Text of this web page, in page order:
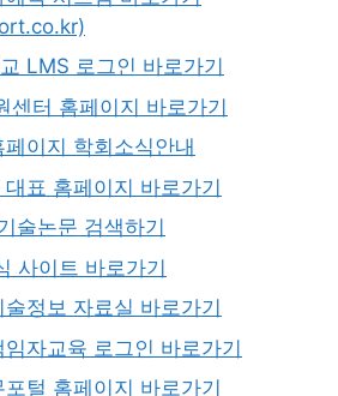
LMS 로그인 바로가기
센터 홈페이지 바로가기
이지 학회소식안내
표 홈페이지 바로가기
술논문 검색하기
사이트 바로가기
정보 자료실 바로가기
자교육 로그인 바로가기
털 홈페이지 바로가기